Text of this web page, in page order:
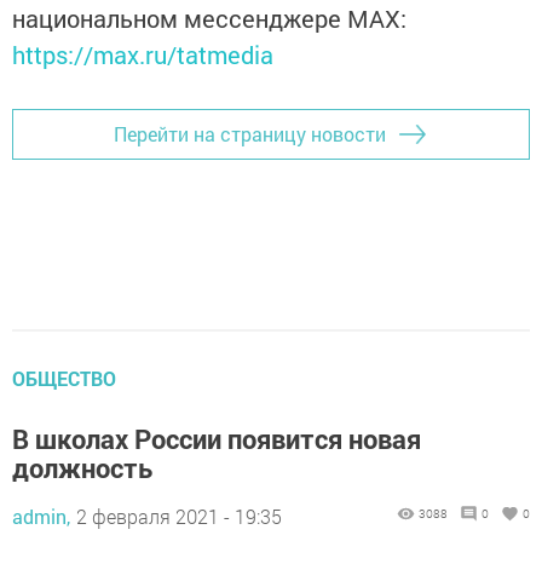
национальном мессенджере MАХ:
https://max.ru/tatmedia
Перейти на страницу новости
ОБЩЕСТВО
В школах России появится новая
должность
admin, 2 февраля 2021 - 19:35 3088 0 0